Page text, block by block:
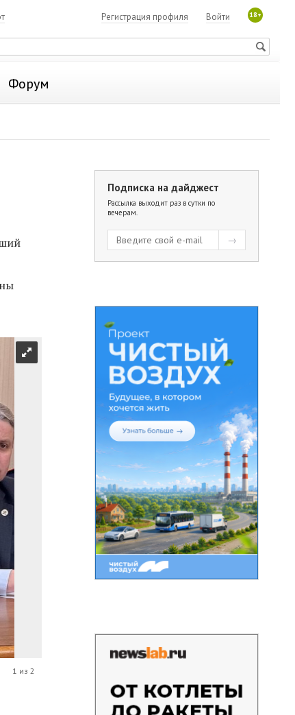
18+
Войти
Регистрация профиля
Форум
1 из 2
Подписка на дайджест
Рассылка выходит раз в сутки по
вечерам.